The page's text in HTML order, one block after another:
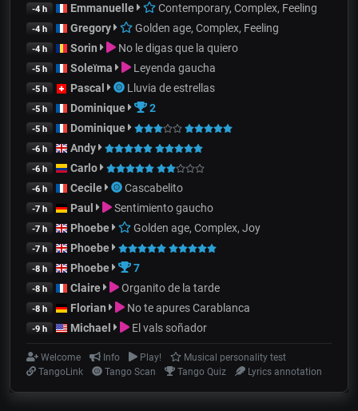
-4 h Emmanuelle Contemporary, Complex, Feeling
-4 h Gregory Golden age, Complex, Feeling
-4 h Sorin No le digas que la quiero
-5 h Soleïma Leyenda gaucha
-5 h Pascal Lluvia de estrellas
-5 h Dominique 2
-5 h Dominique
-6 h Andy
-6 h Carlo
-6 h Cecile Cascabelito
-7 h Paul Sentimiento gaucho
-7 h Phoebe Golden age, Complex, Joy
-7 h Phoebe
-8 h Phoebe 7
-8 h Claire Organito de la tarde
-8 h Florian No te apures Carablanca
-9 h Michael El vals soñador
Welcome Info Play!
Musical personality test
TangoLink
Tango Scan Tango Quiz Lyrics annotation